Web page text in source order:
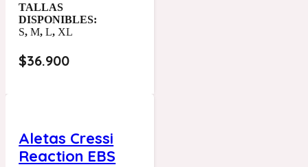
TALLAS
DISPONIBLES:
S,M,L, XL
$36.900
Aletas Cressi
Reaction EBS